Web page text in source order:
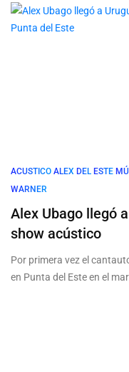
ACUSTICO ALEX DEL ESTE
WARNER
Alex Ubago llegó
show acústico
Por primera vez el
en Punta del Este en el